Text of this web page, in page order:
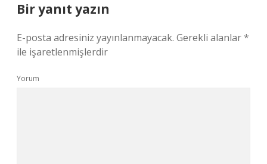
Bir yanıt yazın
E-posta adresiniz yayınlanmayacak. Gerekli alanlar*
ile işaretlenmişlerdir
Yorum